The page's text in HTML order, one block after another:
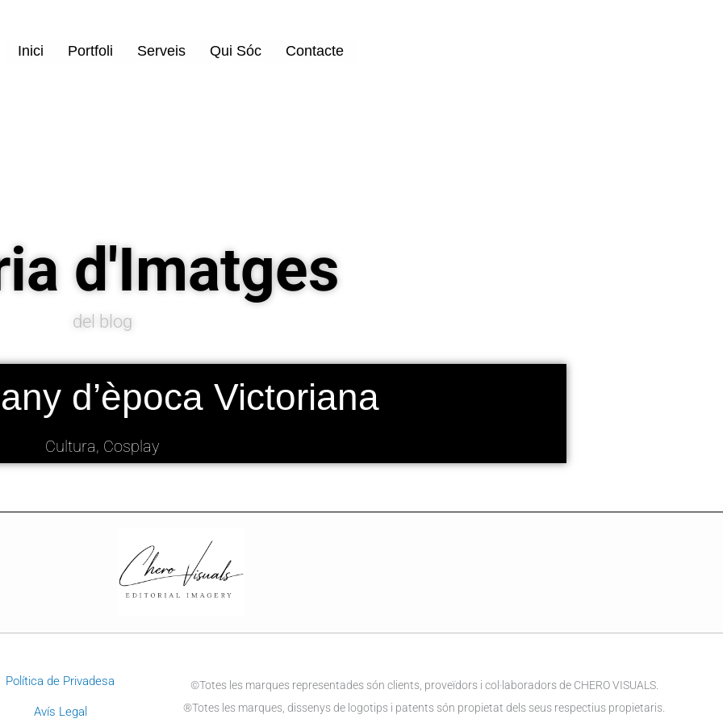
Inici Portfoli Serveis Qui Sóc Contacte
d'Imatges
del blog
d’època Victoriana
Cultura, Cosplay
Política de Privadesa
Avís Legal
©Totes les marques representades són clients, proveïdors i col·laboradors de CHERO VISUALS.
®Totes les marques, dissenys de logotips i patents són propietat dels seus respectius propietaris.